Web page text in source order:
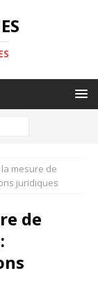
mesure de
juridiques
de